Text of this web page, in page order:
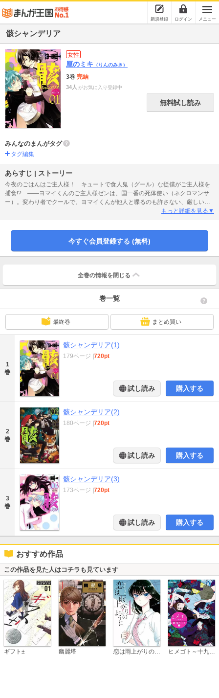
新規登録 ログイン メニュー
骸シャンデリア
女性
厘のミキ （りんのみき）
3巻 完結
34人 がお気に入り登録中
無料試し読み
みんなのまんがタグ
タグ編集
あらすじ | ストーリー
今夜のごはんはご主人様！ キュートで食人鬼（グール）な従僕がご主人様を
捕食!? ――ヨマイくんのご主人様ゼンは、国一番の死体使い（ネクロマンサ
ー）。変わり者でクールで、ヨマイくんが他人と喋るのも許さない、厳しい
人。でも好奇心いっぱいの食人鬼ヨマイくんは、外の世界に興味津々
主従の秘密ライフ。
もっと詳細を見る▼
今すぐ会員登録する (無料)
全巻の情報を 閉じる
巻一覧
最終巻 まとめ買い
1
巻
骸シャンデリア(1)
179ページ 720pt
試し読み 購入する
2
巻
骸シャンデリア(2)
180ページ 720pt
試し読み 購入する
3
巻
骸シャンデリア(3)
173ページ 720pt
試し読み 購入する
おすすめ作品
この作品を見た人はコチラも見ています
ギフト± 幽麗塔 恋は雨上がりのように ヒメゴト～十九歳の制服～